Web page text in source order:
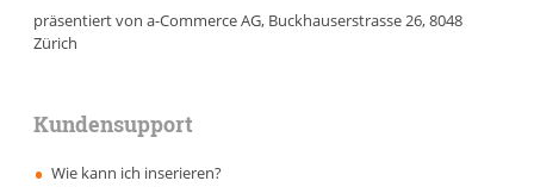
präsentiert von a-Commerce AG, Buckhauserstrasse 26, 8048
Zürich
Kundensupport
Wie kann ich inserieren?